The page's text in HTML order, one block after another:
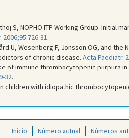
S, NOPHO ITP Working Group.
2006;95:726-31.
U, Wesenberg F, Jonsson OG, and
of chronic disease. Acta Paediatr.
of immune thrombocytopenic purpura
32.
children with idiopathic
Inicio Número actual Números